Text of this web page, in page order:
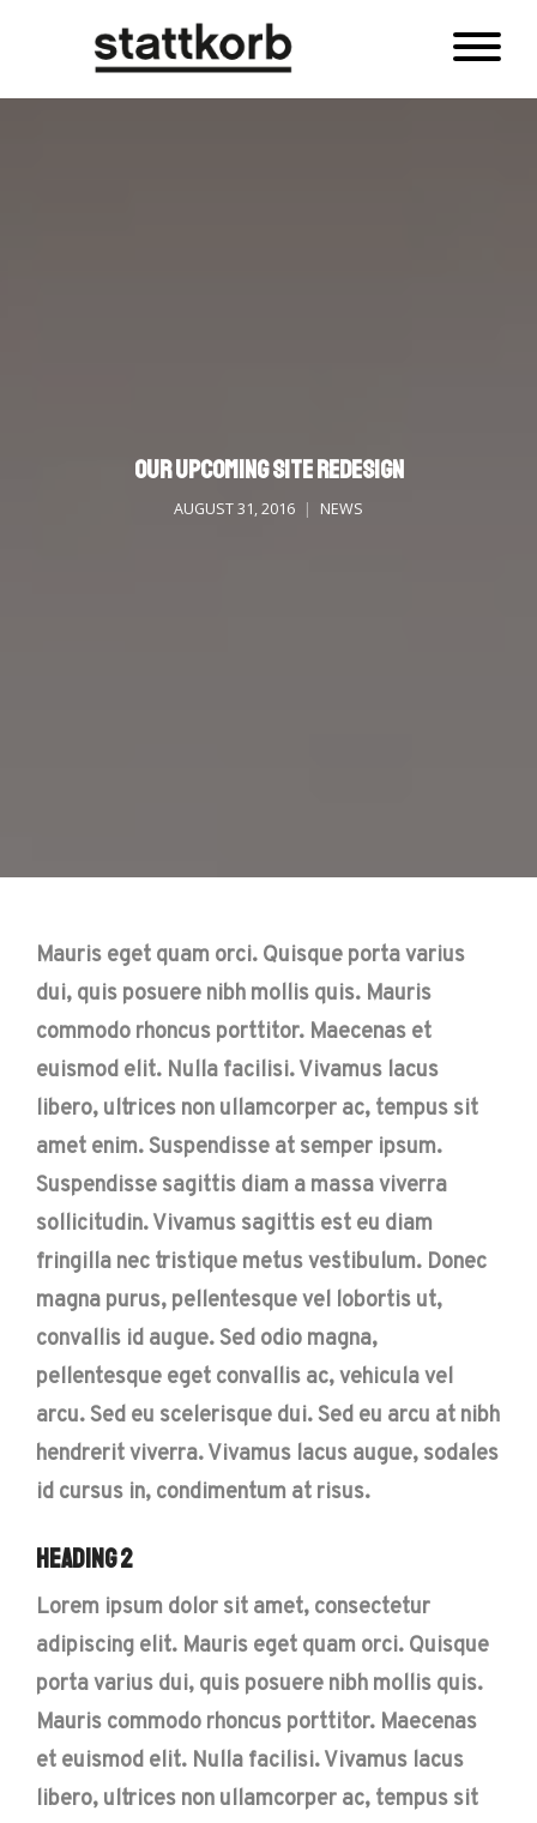
Our Upcoming Site Redesign
AUGUST 31, 2016 NEWS
Mauris eget quam orci. Quisque porta varius
dui, quis posuere nibh mollis quis. Mauris
commodo rhoncus porttitor. Maecenas et
euismod elit. Nulla facilisi. Vivamus lacus
libero, ultrices non ullamcorper ac, tempus sit
amet enim. Suspendisse at semper ipsum.
Suspendisse sagittis diam a massa viverra
sollicitudin. Vivamus sagittis est eu diam
fringilla nec tristique metus vestibulum. Donec
magna purus, pellentesque vel lobortis ut,
convallis id augue. Sed odio magna,
pellentesque eget convallis ac, vehicula vel
arcu. Sed eu scelerisque dui. Sed eu arcu at nibh
hendrerit viverra. Vivamus lacus augue, sodales
id cursus in, condimentum at risus.
Heading 2
Lorem ipsum dolor sit amet, consectetur
adipiscing elit. Mauris eget quam orci. Quisque
porta varius dui, quis posuere nibh mollis quis.
Mauris commodo rhoncus porttitor. Maecenas
et euismod elit. Nulla facilisi. Vivamus lacus
libero, ultrices non ullamcorper ac, tempus sit